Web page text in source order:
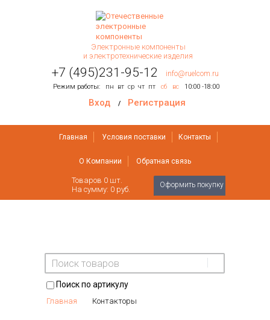
Электронные компоненты
и электротехнические изделия
+7 (495)231-95-12 info@ruelcom.ru
Режим работы: пн вт ср чт пт сб вс 10:00 -18:00
Вход / Регистрация
Главная Условия поставки Контакты
О Компании Обратная связь
Оформить покупку
Товаров 0 шт.
На сумму: 0 руб.
Поиск по артикулу
Главная Контакторы